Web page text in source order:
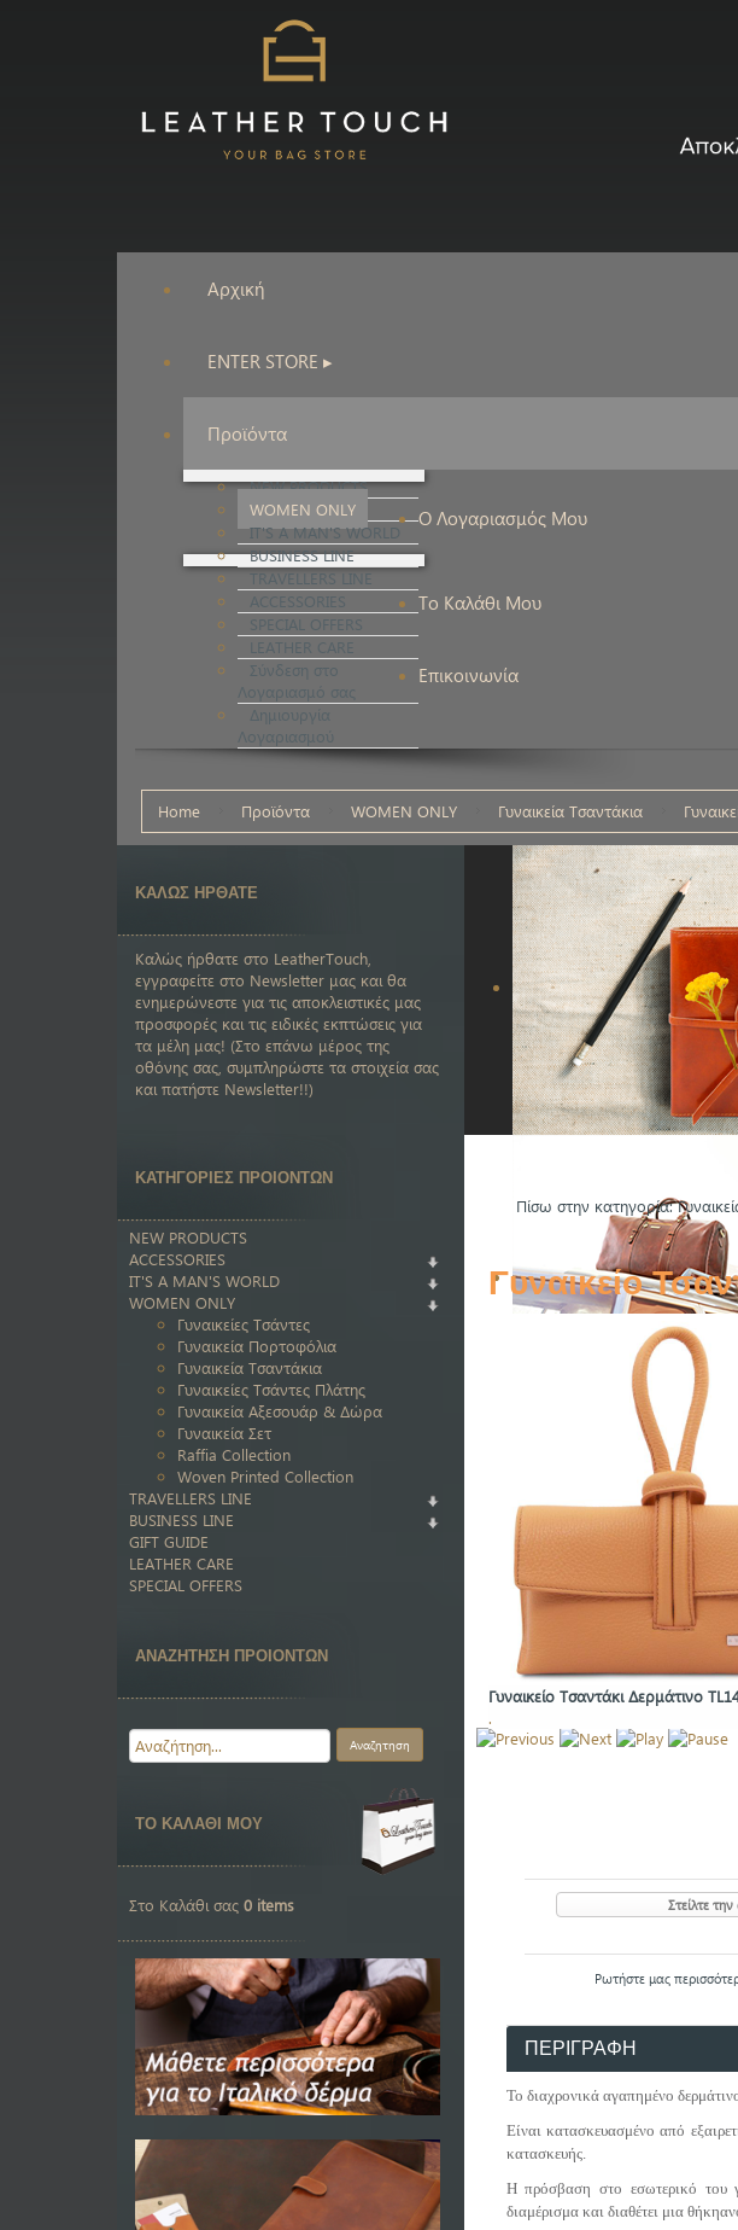
Αρχική
ENTER STORE ▸
Προϊόντα
NEW PRODUCTS
WOMEN ONLY
IT'S A MAN'S WORLD
BUSINESS LINE
TRAVELLERS LINE
ACCESSORIES
SPECIAL OFFERS
LEATHER CARE
Ο Λογαριασμός Μου
Σύνδεση στο
Λογαριασμό σας
Δημιουργία
Λογαριασμού
Το Καλάθι Μου
Επικοινωνία
Home Προϊόντα WOMEN ONLY Γυναικεία Τσαντάκια
ΚΑΛΩΣ ΗΡΘΑΤΕ
Καλώς ήρθατε στο LeatherTouch,
εγγραφείτε στο Newsletter μας και θα
ενημερώνεστε για τις αποκλειστικές μας
προσφορές και τις ειδικές εκπτώσεις για
τα μέλη μας! (Στο επάνω μέρος της
οθόνης σας, συμπληρώστε τα στοιχεία σας
και πατήστε Newsletter!!)
ΚΑΤΗΓΟΡΙΕΣ ΠΡΟΙΟΝΤΩΝ
NEW PRODUCTS
ACCESSORIES
IT'S A MAN'S WORLD
WOMEN ONLY
Γυναικείες Τσάντες
Γυναικεία Πορτοφόλια
Γυναικεία Τσαντάκια
Γυναικείες Τσάντες Πλάτης
Γυναικεία Αξεσουάρ & Δώρα
Γυναικεία Σετ
Raffia Collection
Woven Printed Collection
TRAVELLERS LINE
BUSINESS LINE
GIFT GUIDE
LEATHER CARE
SPECIAL OFFERS
ΑΝΑΖΗΤΗΣΗ ΠΡΟΙΟΝΤΩΝ
ΤΟ ΚΑΛΑΘΙ ΜΟΥ
Στο Καλάθι σας 0 items
Πίσω στην κατηγορία:
Γυναικείο
Γυναικείο Τσαντάκι Δερμάτινο
.
Στείλτε
Ρωτήστε μας
ΠΕΡΙΓΡΑΦΗ
Το διαχρονικά αγαπημένο
Είναι κατασκευασμένο από
κατασκευής.
Η πρόσβαση στο εσωτερικό του
διαμέρισμα και διαθέτει μια